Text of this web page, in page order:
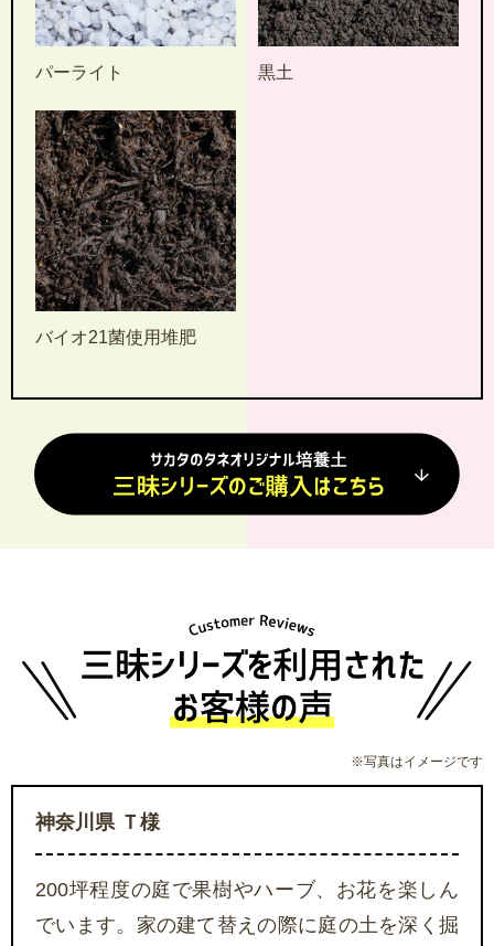
パーライト 黒土
バイオ21菌使用堆肥
※写真はイメージです
神奈川県 Ｔ様
200坪程度の庭で果樹やハーブ、お花を楽しん
でいます。家の建て替えの際に庭の土を深く掘